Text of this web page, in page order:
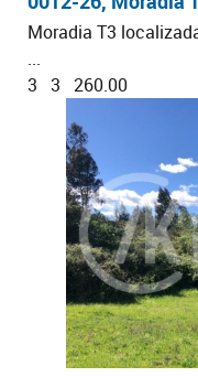
Moradia T3
...
3 3 260.00